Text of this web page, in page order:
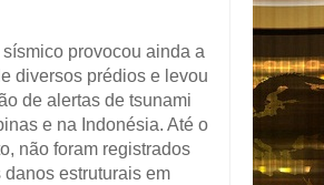
provocou ainda a
diversos prédios e levou
de alertas de tsunami
e na Indonésia. Até o
não foram registrados
danos estruturais em